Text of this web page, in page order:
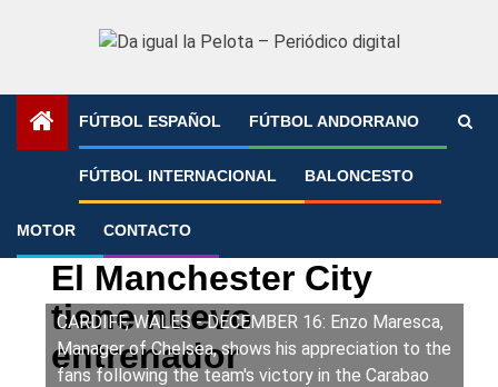
FÚTBOL ESPAÑOL FÚTBOL ANDORRANO
FÚTBOL INTERNACIONAL BALONCESTO
MOTOR CONTACTO
»
Fútbol Internacional Premier League
El Manchester City
tiene nuevo
entrenador
CARDIFF, WALES - DECEMBER 16: Enzo Maresca,
Manager of Chelsea, shows his appreciation to the
fans following the team's victory in the Carabao